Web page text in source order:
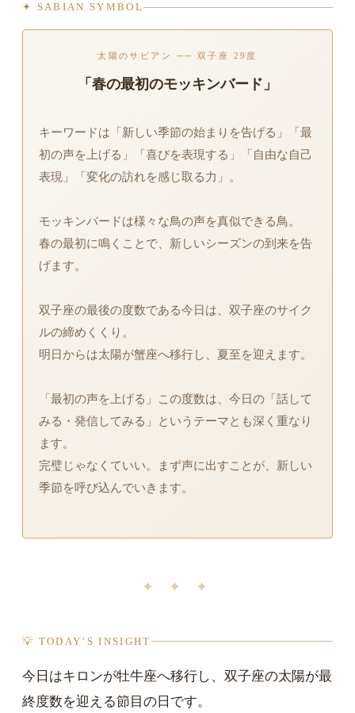
✦ SABIAN SYMBOL
太陽のサビアン ── 双子座 29度
「春の最初のモッキンバード」
キーワードは「新しい季節の始まりを告げる」「最
初の声を上げる」「喜びを表現する」「自由な自己
表現」「変化の訪れを感じ取る力」。
モッキンバードは様々な鳥の声を真似できる鳥。
春の最初に鳴くことで、新しいシーズンの到来を告
げます。
双子座の最後の度数である今日は、双子座のサイク
ルの締めくくり。
明日からは太陽が蟹座へ移行し、夏至を迎えます。
「最初の声を上げる」この度数は、今日の「話して
みる・発信してみる」というテーマとも深く重なり
ます。
完璧じゃなくていい。まず声に出すことが、新しい
季節を呼び込んでいきます。
✦ ✦ ✦
💡 TODAY’S INSIGHT
今日はキロンが牡牛座へ移行し、双子座の太陽が最
終度数を迎える節目の日です。